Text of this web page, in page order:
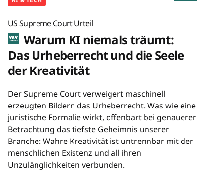
US Supreme Court Urteil
Warum KI niemals träumt:
Das Urheberrecht und die Seele
der Kreativität
Der Supreme Court verweigert maschinell
erzeugten Bildern das Urheberrecht. Was wie eine
juristische Formalie wirkt, offenbart bei genauerer
Betrachtung das tiefste Geheimnis unserer
Branche: Wahre Kreativität ist untrennbar mit der
menschlichen Existenz und all ihren
Unzulänglichkeiten verbunden.